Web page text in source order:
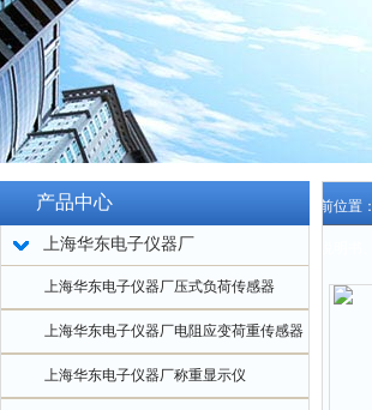
产品中心
上海华东电子仪器厂
上海华东电子仪器厂压式负荷传感器
上海华东电子仪器厂电阻应变荷重传感器
上海华东电子仪器厂称重显示仪
当前位置：